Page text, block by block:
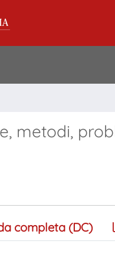
metodi,
completa (DC)